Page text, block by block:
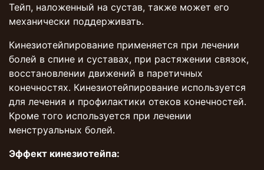
Тейп, наложенный на сустав, также может его
механически поддерживать.
Кинезиотейпирование применяется при лечении
болей в спине и суставах, при растяжении связок,
восстановлении движений в паретичных
конечностях. Кинезиотейпирование используется
для лечения и профилактики отеков конечностей.
Кроме того используется при лечении
менструальных болей.
Эффект кинезиотейпа: